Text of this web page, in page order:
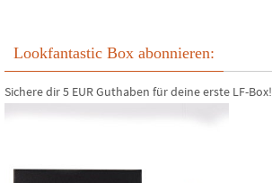
Lookfantastic Box abonnieren:
Sichere dir 5 EUR Guthaben für deine erste LF-Box!